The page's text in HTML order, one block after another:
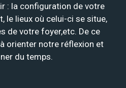
: la configuration de votre
le lieux où celui-ci se situe,
de votre foyer,etc. De ce
orienter notre réflexion et
du temps.